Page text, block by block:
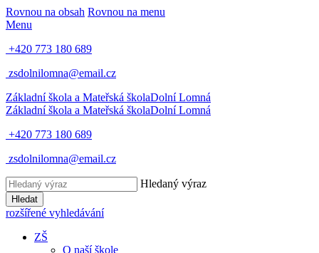
Rovnou na obsah Rovnou na menu
Menu
+420 773 180 689
zsdolnilomna@email.cz
Základní škola a Mateřská školaDolní Lomná
Základní škola a Mateřská školaDolní Lomná
+420 773 180 689
zsdolnilomna@email.cz
Hledaný výraz
Hledat
rozšířené vyhledávání
ZŠ
O naší škole